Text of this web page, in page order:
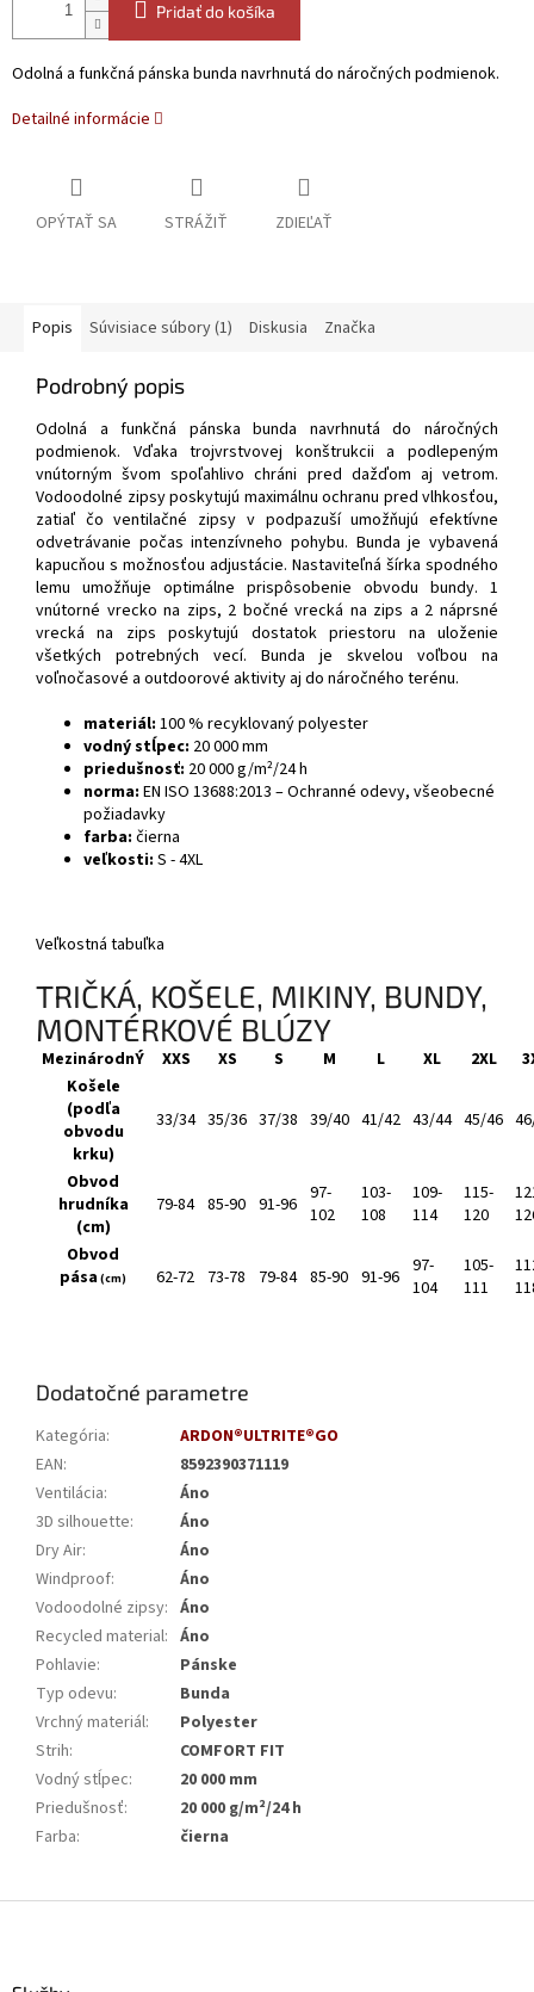
Pridať do košíka
Odolná a funkčná pánska bunda navrhnutá do náročných podmienok.
Detailné informácie
OPÝTAŤ SA STRÁŽIŤ ZDIEĽAŤ
Popis Súvisiace súbory (1) Diskusia Značka
Podrobný popis
Odolná a funkčná pánska bunda navrhnutá do náročných
podmienok. Vďaka trojvrstvovej konštrukcii a podlepeným
vnútorným švom spoľahlivo chráni pred dažďom aj vetrom.
Vodoodolné zipsy poskytujú maximálnu ochranu pred vlhkosťou,
zatiaľ čo ventilačné zipsy v podpazuší umožňujú efektívne
odvetrávanie počas intenzívneho pohybu. Bunda je vybavená
kapucňou s možnosťou adjustácie. Nastaviteľná šírka spodného
lemu umožňuje optimálne prispôsobenie obvodu bundy. 1
vnútorné vrecko na zips, 2 bočné vrecká na zips a 2 náprsné
vrecká na zips poskytujú dostatok priestoru na uloženie
všetkých potrebných vecí. Bunda je skvelou voľbou na
voľnočasové a outdoorové aktivity aj do náročného terénu.
materiál: 100 % recyklovaný polyester
vodný stĺpec: 20 000 mm
priedušnosť: 20 000 g/m²/24 h
norma: EN ISO 13688:2013 – Ochranné odevy, všeobecné
požiadavky
farba: čierna
veľkosti: S - 4XL
Veľkostná tabuľka
TRIČKÁ, KOŠELE, MIKINY, BUNDY,
MONTÉRKOVÉ BLÚZY
MezinárodnÝ XXS XS S M L XL 2XL
Košele
(podľa
obvodu
krku)
33/34 35/36 37/38 39/40 41/42 43/44 45/46
Obvod
hrudníka
(cm)
79-84 85-90 91-96 97-
102
103-
108
109-
114
115-
120
Obvod
pása(cm) 62-72 73-78 79-84 85-90 91-96 97-
104
105-
111
Dodatočné parametre
Kategória:
ARDON®ULTRITE®GO
EAN:
8592390371119
Ventilácia:
Áno
3D silhouette:
Áno
Dry Air:
Áno
Windproof:
Áno
Vodoodolné zipsy: Áno
Recycled material: Áno
Pohlavie:
Pánske
Typ odevu:
Bunda
Vrchný materiál:
Polyester
Strih:
COMFORT FIT
Vodný stĺpec:
20 000 mm
Priedušnosť:
20 000 g/m²/24 h
Farba: čierna